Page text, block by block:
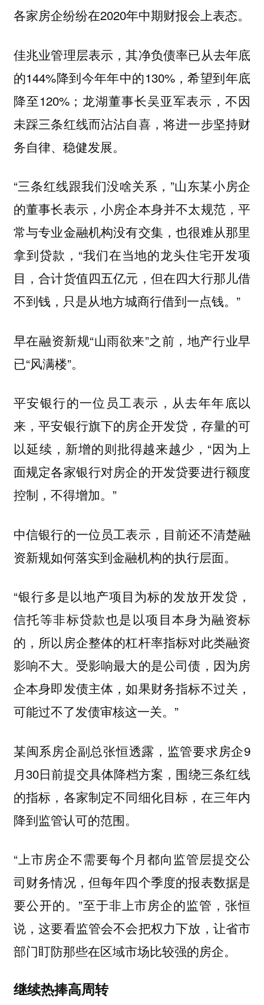
各家房企纷纷在2020年中期财报会上表态。
佳兆业管理层表示，其净负债率已从去年底
的144%降到今年年中的130%，希望到年底
降至120%；龙湖董事长吴亚军表示，不因
未踩三条红线而沾沾自喜，将进一步坚持财
务自律、稳健发展。
“三条红线跟我们没啥关系，”山东某小房企
的董事长表示，小房企本身并不太规范，平
常与专业金融机构没有交集，也很难从那里
拿到贷款，“我们在当地的龙头住宅开发项
目，合计货值四五亿元，但在四大行那儿借
不到钱，只是从地方城商行借到一点钱。”
早在融资新规“山雨欲来”之前，地产行业早
已“风满楼”。
平安银行的一位员工表示，从去年年底以
来，平安银行旗下的房企开发贷，存量的可
以延续，新增的则批得越来越少，“因为上
面规定各家银行对房企的开发贷要进行额度
控制，不得增加。”
中信银行的一位员工表示，目前还不清楚融
资新规如何落实到金融机构的执行层面。
“银行多是以地产项目为标的发放开发贷，
信托等非标贷款也是以项目本身为融资标
的，所以房企整体的杠杆率指标对此类融资
影响不大。受影响最大的是公司债，因为房
企本身即发债主体，如果财务指标不过关，
可能过不了发债审核这一关。”
某闽系房企副总张恒透露，监管要求房企9
月30日前提交具体降档方案，围绕三条红线
的指标，各家制定不同细化目标，在三年内
降到监管认可的范围。
“上市房企不需要每个月都向监管层提交公
司财务情况，但每年四个季度的报表数据是
要公开的。”至于非上市房企的监管，张恒
说，这要看监管会不会把权力下放，让省市
部门盯防那些在区域市场比较强的房企。
继续热捧高周转